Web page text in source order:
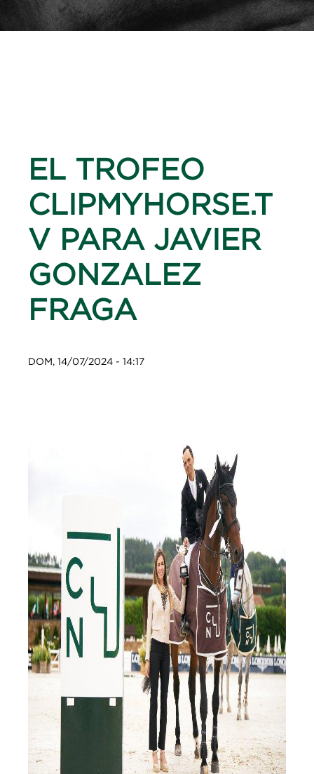
EL TROFEO
CLIPMYHORSE.T
V PARA JAVIER
GONZALEZ
FRAGA
DOM, 14/07/2024 - 14:17